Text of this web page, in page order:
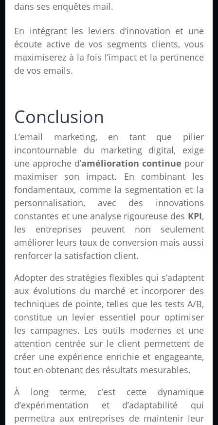
dans ses enquêtes mail.
En intégrant les leviers d’innovation et une
écoute active de vos segments clients, vous
maximiserez à la fois l’impact et la pertinence
de vos emails.
Conclusion
L’email marketing, en tant que pilier
incontournable du marketing digital, exige
une approche d’amélioration continue pour
maximiser son impact. En combinant les
fondamentaux, comme la segmentation et la
personnalisation, avec des innovations
constantes et une analyse rigoureuse des KPI,
les entreprises peuvent non seulement
améliorer leurs taux de conversion mais aussi
renforcer la satisfaction client.
Adopter des stratégies flexibles qui s’adaptent
aux évolutions du marché et incorporer des
techniques de pointe, telles que les tests A/B,
constitue un levier essentiel pour optimiser
les campagnes. Les outils modernes et une
attention centrée sur le client permettent de
créer une expérience enrichie et engageante,
tout en obtenant des résultats mesurables.
À long terme, c’est cette dynamique
d’expérimentation et d’adaptabilité qui
permettra aux entreprises de maintenir leur